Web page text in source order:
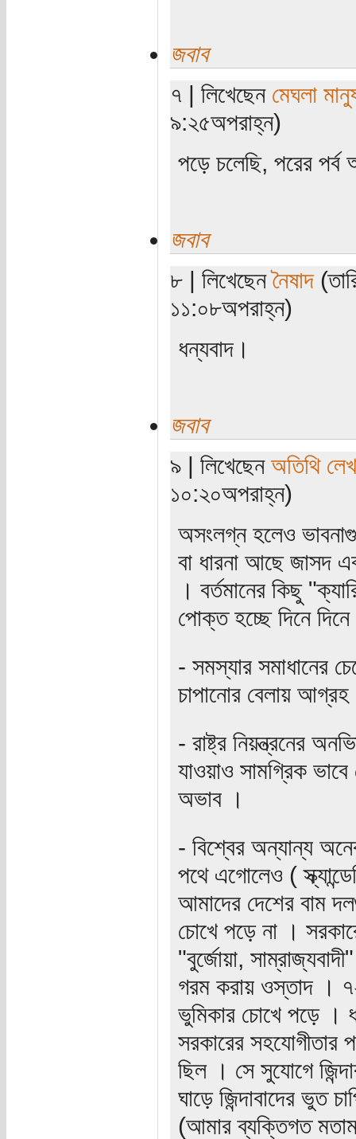
জবাব
৭ | লিখেছেন মেঘলা
৯:২৫অপরাহ্ন)
পড়ে চলেছি, পরের
জবাব
৮ | লিখেছেননৈষাদ
১১:০৮অপরাহ্ন)
ধন্যবাদ।
জবাব
৯ | লিখেছেন অতিথি
১০:২০অপরাহ্ন)
অসংলগ্ন হলেও
বা ধারনা আছে জাসদ
। বর্তমানের কিছু
পোক্ত হচ্ছে দিনে
- সমস্যার সমাধানের
চাপানোর বেলায়
- রাষ্ট্র নিয়ন্ত্রনের
যাওয়াও সামগ্রিক ভাবে
অভাব ।
- বিশ্বের অন্যান্য
পথে এগোলেও (
আমাদের দেশের বাম
চোখে পড়ে না ।
"বুর্জোয়া,
গরম করায় ওস্তাদ ।
ভুমিকার চোখে পড়ে ।
সরকারের সহযোগীতার
ছিল । সে সুযোগে
ঘাড়ে জিন্দাবাদের ভুত
(আমার ব্যক্তিগত